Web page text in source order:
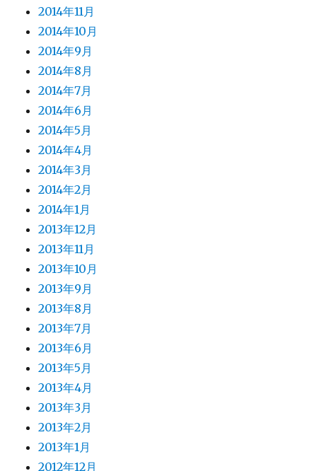
2014年11月
2014年10月
2014年9月
2014年8月
2014年7月
2014年6月
2014年5月
2014年4月
2014年3月
2014年2月
2014年1月
2013年12月
2013年11月
2013年10月
2013年9月
2013年8月
2013年7月
2013年6月
2013年5月
2013年4月
2013年3月
2013年2月
2013年1月
2012年12月